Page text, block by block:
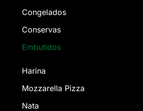
Congelados
Conservas
Embutidos
Harina
Mozzarella Pizza
Nata